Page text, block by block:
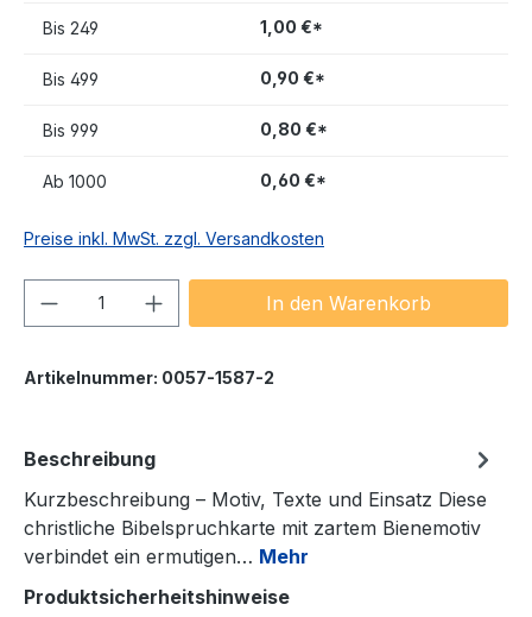
Bis 249 1,00 €*
Bis 499 0,90 €*
Bis 999 0,80 €*
Ab 1000 0,60 €*
Preise inkl. MwSt. zzgl. Versandkosten
Produkt Anzahl: Gib denIn den Warenkorb
Artikelnummer: 0057-1587-2
Beschreibung
Kurzbeschreibung – Motiv, Texte und Einsatz Diese
christliche Bibelspruchkarte mit zartem Bienemotiv
verbindet ein ermutigen… Mehr
Produktsicherheitshinweise